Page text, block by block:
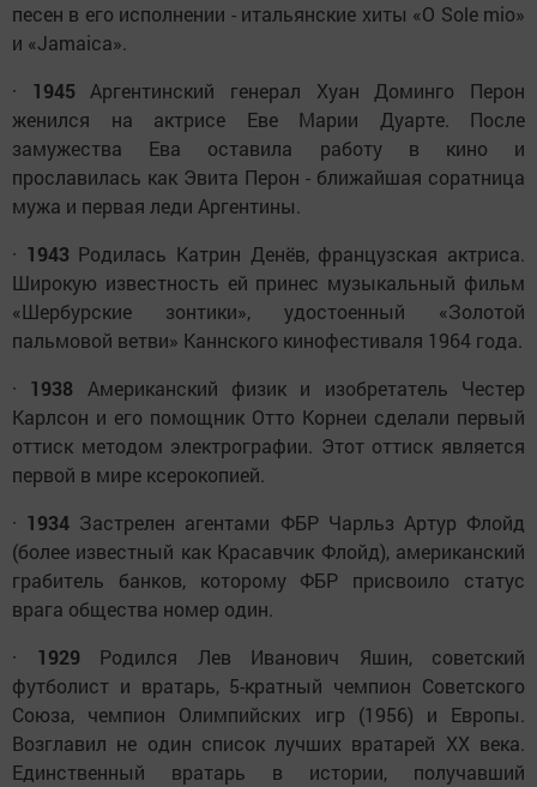
песен в его исполнении - итальянские хиты «O Sole mio»
и «Jamaica».
· 1945 Аргентинский генерал Хуан Доминго Перон
женился на актрисе Еве Марии Дуарте. После
замужества Ева оставила работу в кино и
прославилась как Эвита Перон - ближайшая соратница
мужа и первая леди Аргентины.
· 1943 Родилась Катрин Денёв, французская актриса.
Широкую известность ей принес музыкальный фильм
«Шербурские зонтики», удостоенный «Золотой
пальмовой ветви» Каннского кинофестиваля 1964 года.
· 1938 Американский физик и изобретатель Честер
Карлсон и его помощник Отто Корнеи сделали первый
оттиск методом электрографии. Этот оттиск является
первой в мире ксерокопией.
· 1934 Застрелен агентами ФБР Чарльз Артур Флойд
(более известный как Красавчик Флойд), американский
грабитель банков, которому ФБР присвоило статус
врага общества номер один.
· 1929 Родился Лев Иванович Яшин, советский
футболист и вратарь, 5-кратный чемпион Советского
Союза, чемпион Олимпийских игр (1956) и Европы.
Возглавил не один список лучших вратарей XX века.
Единственный вратарь в истории, получавший